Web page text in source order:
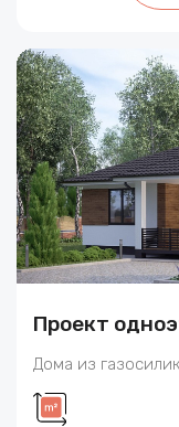
Проект
Дома из